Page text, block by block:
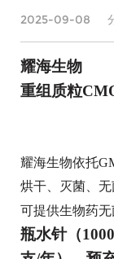
2025-09-08
耀海生物
重组质粒
耀海生物依托
烘干、灭菌、
可提供生物药
瓶水针（